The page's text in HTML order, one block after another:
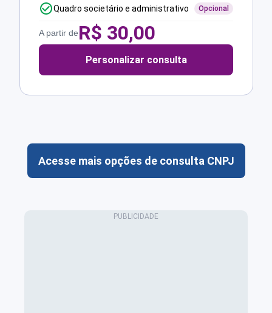
Quadro societário e administrativo Opcional
A partir deR$ 30,00
Personalizar consulta
Acesse mais opções de consulta CNPJ